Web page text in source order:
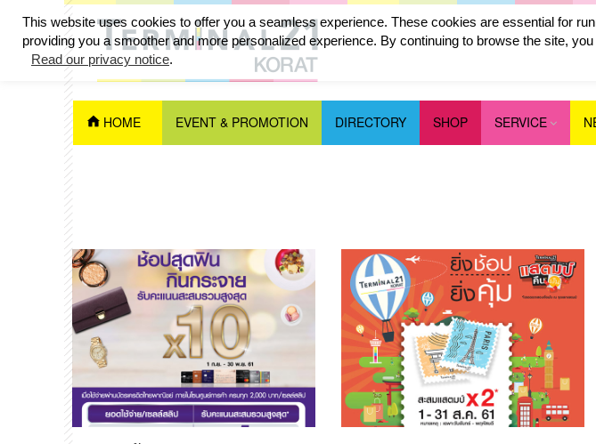
HOME EVENT & PROMOTION DIRECTORY SHOP SERVICE
This website uses cookies to offer you a seamless experience. These cookies are essential for
providing you a smoother and more personalized experience. By continuing to browse the site,
Read our privacy notice.